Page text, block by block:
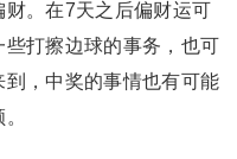
财。在7天之后偏财运可
打擦边球的事务，也可
，中奖的事情也有可能